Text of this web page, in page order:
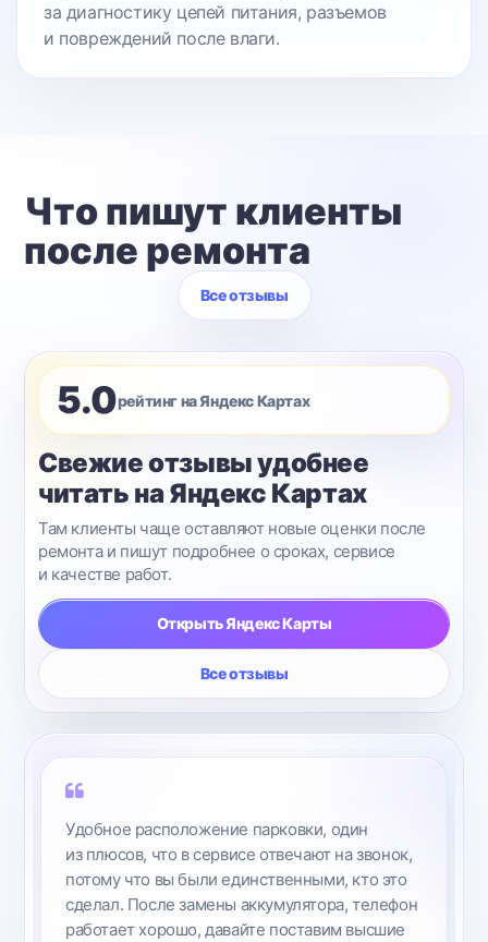
за диагностику цепей питания, разъемов
и повреждений после влаги.
Что пишут клиенты
после ремонта
Все отзывы
5.0рейтинг на Яндекс Картах
Свежие отзывы удобнее
читать на Яндекс Картах
Там клиенты чаще оставляют новые оценки после
ремонта и пишут подробнее о сроках, сервисе
и качестве работ.
Открыть Яндекс Карты
Все отзывы
Удобное расположение парковки, один
из плюсов, что в сервисе отвечают на звонок,
потому что вы были единственными, кто это
сделал. После замены аккумулятора, телефон
работает хорошо, давайте поставим высшие